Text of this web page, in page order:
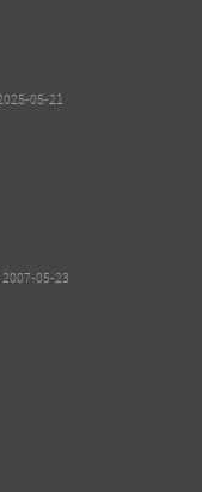
05-21
05-23